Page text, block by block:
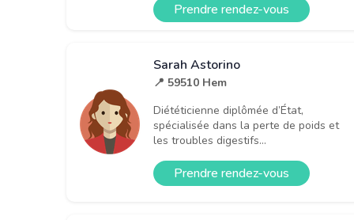
Prendre rendez-vous
Sarah Astorino
📍 59510 Hem
Diététicienne diplômée d’État,
spécialisée dans la perte de poids et
les troubles digestifs...
Prendre rendez-vous